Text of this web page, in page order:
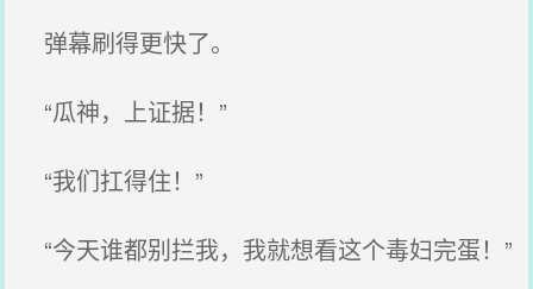
弹幕刷得更快了。
“瓜神，上证据！”
“我们扛得住！”
“今天谁都别拦我，我就想看这个毒妇完蛋！”